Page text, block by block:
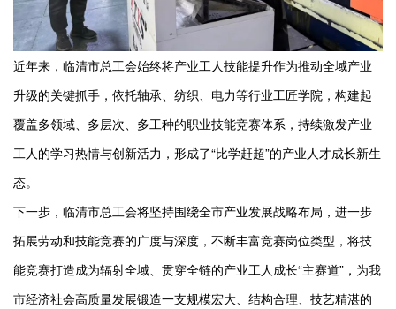
近年来，临清市总工会始终将产业工人技能提升作为推动全域产业
升级的关键抓手，依托轴承、纺织、电力等行业工匠学院，构建起
覆盖多领域、多层次、多工种的职业技能竞赛体系，持续激发产业
工人的学习热情与创新活力，形成了“比学赶超”的产业人才成长新生
态。
下一步，临清市总工会将坚持围绕全市产业发展战略布局，进一步
拓展劳动和技能竞赛的广度与深度，不断丰富竞赛岗位类型，将技
能竞赛打造成为辐射全域、贯穿全链的产业工人成长“主赛道”，为我
市经济社会高质量发展锻造一支规模宏大、结构合理、技艺精湛的